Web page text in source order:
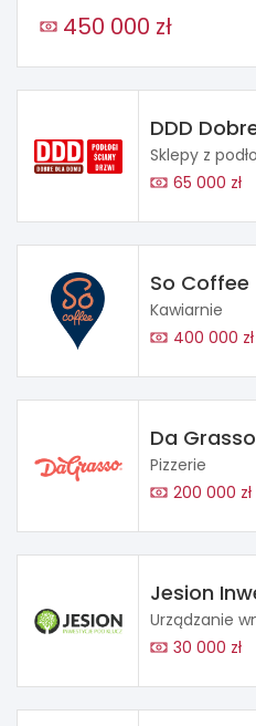
450 000 zł
DDD
Sklepy z
65 000 zł
So Coffee
Kawiarnie
400 000 zł
Da Grasso
Pizzerie
200 000 zł
Jesion
Urządzanie
30 000 zł